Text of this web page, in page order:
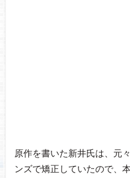
原作を書いた新井氏は、元
ンズで矯正していたので、